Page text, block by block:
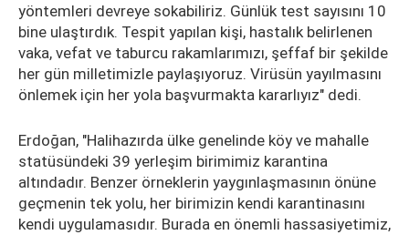
yöntemleri devreye sokabiliriz. Günlük test sayısını 10
bine ulaştırdık. Tespit yapılan kişi, hastalık belirlenen
vaka, vefat ve taburcu rakamlarımızı, şeffaf bir şekilde
her gün milletimizle paylaşıyoruz. Virüsün yayılmasını
önlemek için her yola başvurmakta kararlıyız" dedi.
Erdoğan, "Halihazırda ülke genelinde köy ve mahalle
statüsündeki 39 yerleşim birimimiz karantina
altındadır. Benzer örneklerin yaygınlaşmasının önüne
geçmenin tek yolu, her birimizin kendi karantinasını
kendi uygulamasıdır. Burada en önemli hassasiyetimiz,